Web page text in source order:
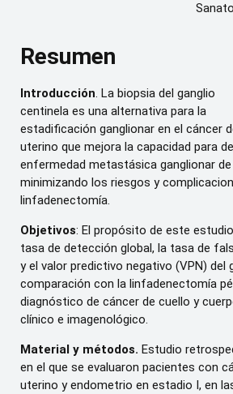
Resumen
Introducción. La biopsia del ganglio
centinela es una alternativa para la
estadificación ganglionar en el cáncer
uterino que mejora la capacidad para
enfermedad metastásica ganglionar de
minimizando los riesgos y
linfadenectomía.
Objetivos: El propósito de este
tasa de detección global, la tasa de
y el valor predictivo negativo (VPN) del
comparación con la linfadenectomía
diagnóstico de cáncer de cuello y
clínico e imagenológico.
Material y métodos. Estudio
en el que se evaluaron pacientes con
uterino y endometrio en estadio I, en